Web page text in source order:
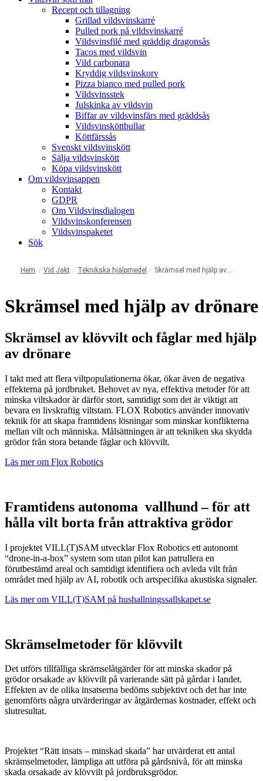
Recept och tillagning
Grillad vildsvinskarré
Pulled pork på vildsvinskarré
Vildsvinsfilé med gräddig dragonsås
Tacos med vildsvin
Vild carbonara
Kryddig vildsvinskorv
Pizza bianco med pulled pork
Vildsvinsstek
Julskinka av vildsvin
Biffar av vildsvinsfärs med gräddsås
Vildsvinsköttbullar
Köttfärssås
Svenskt vildsvinskött
Sälja vildsvinskött
Köpa vildsvinskött
Om vildsvinsappen
Kontakt
GDPR
Om Vildsvinsdialogen
Vildsvinskonferensen
Vildsvinspaketet
Sök
Hem / Vid Jakt / Teknikska hjälpmedel / Skrämsel med hjälp av...
Skrämsel med hjälp av drönare
Skrämsel av klövvilt och fåglar med hjälp
av drönare
I takt med att flera viltpopulationerna ökar, ökar även de negativa
effekterna på jordbruket. Behovet av nya, effektiva metoder för att
minska viltskador är därför stort, samtidigt som det är viktigt att
bevara en livskraftig viltstam. FLOX Robotics använder innovativ
teknik för att skapa framtidens lösningar som minskar konflikterna
mellan vilt och människa. Målsättningen är att tekniken ska skydda
grödor från stora betande fåglar och klövvilt.
Läs mer om Flox Robotics
Framtidens autonoma vallhund – för att
hålla vilt borta från attraktiva grödor
I projektet VILL(T)SAM utvecklar Flox Robotics ett autonomt
“drone-in-a-box” system som utan pilot kan patrullera en
förutbestämd areal och samtidigt identifiera och avleda vilt från
området med hjälp av AI, robotik och artspecifika akustiska signaler.
Läs mer om VILL(T)SAM på hushallningssallskapet.se
Skrämselmetoder för klövvilt
Det utförs tillfälliga skrämselåtgärder för att minska skador på
grödor orsakade av klövvilt på varierande sätt på gårdar i landet.
Effekten av de olika insatserna bedöms subjektivt och det har inte
genomförts några utvärderingar av åtgärdernas kostnader, effekt och
slutresultat.
Projektet “Rätt insats – minskad skada” har utvärderat ett antal
skrämselmetoder, lämpliga att utföra på gårdsnivå, för att minska
skada orsakade av klövvilt på jordbruksgrödor.